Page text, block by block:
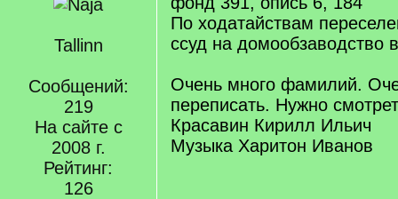
Tallinn
Сообщений:
219
На сайте с
2008 г.
Рейтинг:
126
По ходатайствам
ссуд на домообзаводство
Очень много фамилий.
переписать. Нужно
Красавин Кирилл Ильич
Музыка Харитон Иванов